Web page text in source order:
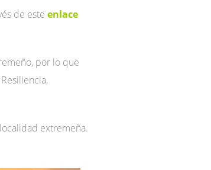
de esteenlace
por lo que
extremeña.